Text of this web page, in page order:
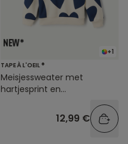
+1
TAPE À L'OEIL ®
Meisjessweater met
hartjesprint en
12,99 €